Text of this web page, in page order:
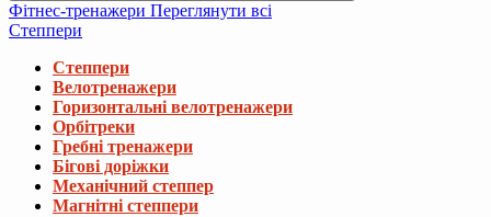
Фітнес-тренажери Переглянути всі
Степпери
Степпери
Велотренажери
Горизонтальні велотренажери
Орбітреки
Гребні тренажери
Бігові доріжки
Механічний степпер
Магнітні степпери